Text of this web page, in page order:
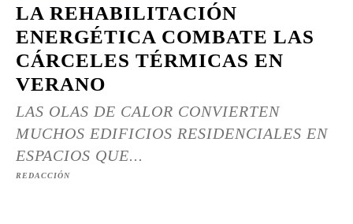
LA REHABILITACIÓN
ENERGÉTICA COMBATE LAS
CÁRCELES TÉRMICAS EN
VERANO
LAS OLAS DE CALOR CONVIERTEN
MUCHOS EDIFICIOS RESIDENCIALES EN
ESPACIOS QUE...
REDACCIÓN